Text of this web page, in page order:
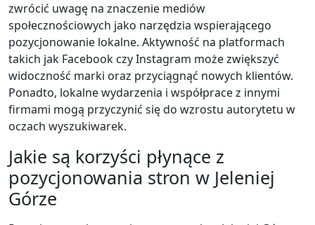
zwrócić uwagę na znaczenie mediów
społecznościowych jako narzędzia wspierającego
pozycjonowanie lokalne. Aktywność na platformach
takich jak Facebook czy Instagram może zwiększyć
widoczność marki oraz przyciągnąć nowych klientów.
Ponadto, lokalne wydarzenia i współprace z innymi
firmami mogą przyczynić się do wzrostu autorytetu w
oczach wyszukiwarek.
Jakie są korzyści płynące z
pozycjonowania stron w Jeleniej
Górze